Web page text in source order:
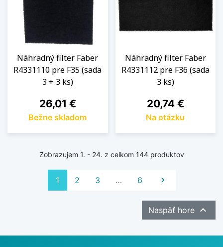
Náhradný filter Faber
R4331110 pre F35 (sada
3 + 3 ks)
Cena
26,01 €
Bežne skladom
Náhradný filter Faber
R4331112 pre F36 (sada
3 ks)
Cena
20,74 €
Na otázku
Zobrazujem 1. - 24. z celkom 144 produktov
1 2 3 … 6 Ďalej

Naspäť hore 